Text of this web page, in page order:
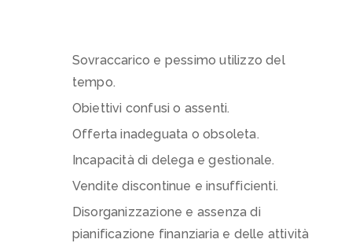
Sovraccarico e pessimo utilizzo del
tempo.
​Obiettivi confusi o assenti.
​​Offerta inadeguata o obsoleta.
​Incapacità di delega e gestionale.
​Vendite discontinue e insufficienti.
​Disorganizzazione e assenza di
pianificazione finanziaria e delle attività